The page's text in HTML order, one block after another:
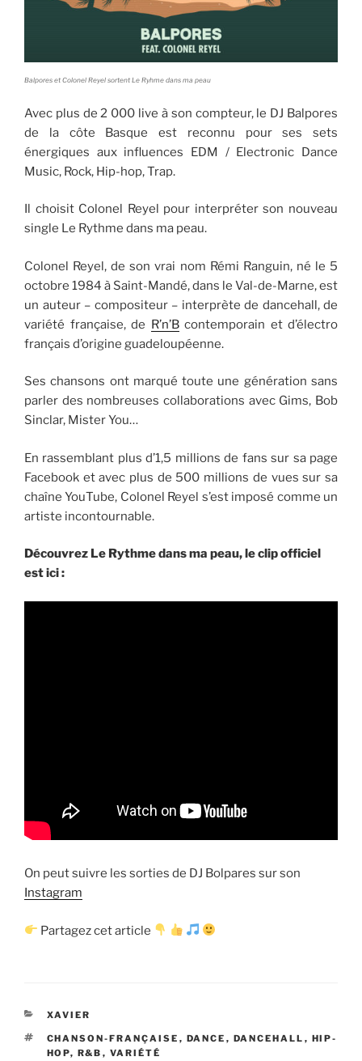
Balpores et Colonel Reyel sortent Le Ryhme dans ma peau
Avec plus de 2 000 live à son compteur, le DJ Balpores
de la côte Basque est reconnu pour ses sets
énergiques aux influences EDM / Electronic Dance
Music, Rock, Hip-hop, Trap.
Il choisit Colonel Reyel pour interpréter son nouveau
single Le Rythme dans ma peau.
Colonel Reyel, de son vrai nom Rémi Ranguin, né le 5
octobre 1984 à Saint-Mandé, dans le Val-de-Marne, est
un auteur – compositeur – interprète de dancehall, de
variété française, de R’n’Bcontemporain et d’électro
français d’origine guadeloupéenne.
Ses chansons ont marqué toute une génération sans
parler des nombreuses collaborations avec Gims, Bob
Sinclar, Mister You…
En rassemblant plus d’1,5 millions de fans sur sa page
Facebook et avec plus de 500 millions de vues sur sa
chaîne YouTube, Colonel Reyel s’est imposé comme un
artiste incontournable.
Découvrez Le Rythme dans ma peau, le clip officiel
est ici :
On peut suivre les sorties de DJ Bolpares sur son
Instagram
Partagez cet article
CATÉGORIES
XAVIER
ÉTIQUETTES
CHANSON-FRANÇAISE , DANCE , DANCEHALL , HIP-
HOP, R&B , VARIÉTÉ